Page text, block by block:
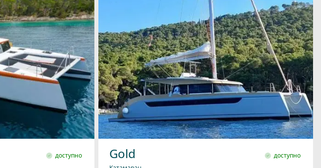
доступно Gold доступно